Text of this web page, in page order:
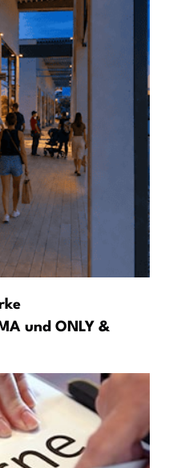
und ONLY &